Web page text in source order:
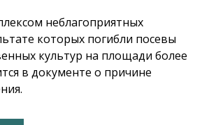
неблагоприятных
которых погибли посевы
культур на площади более
в документе о причине